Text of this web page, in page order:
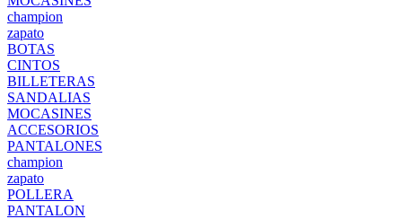
champion
zapato
BOTAS
CINTOS
BILLETERAS
SANDALIAS
MOCASINES
ACCESORIOS
PANTALONES
champion
zapato
POLLERA
PANTALON